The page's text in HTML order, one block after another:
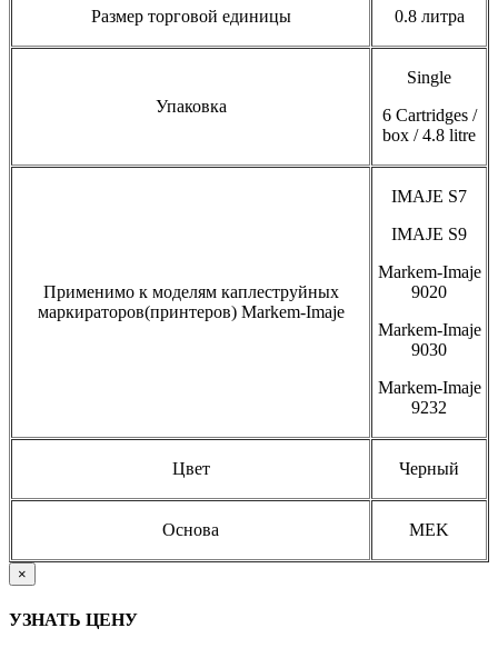
Размер торговой единицы 0.8 литра
Упаковка
Single
6 Cartridges /
box / 4.8 litre
Применимо к моделям каплеструйных
маркираторов(принтеров) Markem-Imaje
IMAJE S7
IMAJE S9
Markem-Imaje
9020
Markem-Imaje
9030
Markem-Imaje
9232
Цвет Черный
Основа MEK
×
УЗНАТЬ ЦЕНУ